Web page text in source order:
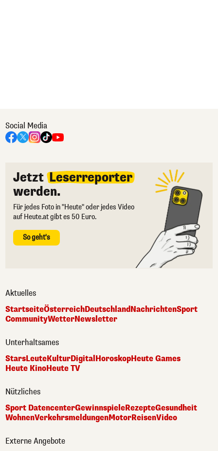
Social Media
Jetzt Leserreporter
werden.
Für jedes Foto in "Heute" oder jedes Video
auf Heute.at gibt es 50 Euro.
So geht's
Aktuelles
StartseiteÖsterreichDeutschlandNachrichtenSport
CommunityWetterNewsletter
Unterhaltsames
StarsLeuteKulturDigital HoroskopHeute Games
Heute KinoHeute TV
Nützliches
Sport DatencenterGewinnspieleRezepteGesundheit
WohnenVerkehrsmeldungenMotorReisenVideo
Externe Angebote